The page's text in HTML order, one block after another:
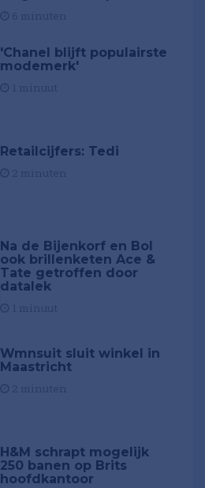
'Chanel blijft populairste
modemerk'
Retailcijfers: Tedi
Na de Bijenkorf en Bol
ook brillenketen Ace &
Tate getroffen door
datalek
Wmnsuit sluit winkel in
Maastricht
H&M schrapt mogelijk
250 banen op Brits
hoofdkantoor